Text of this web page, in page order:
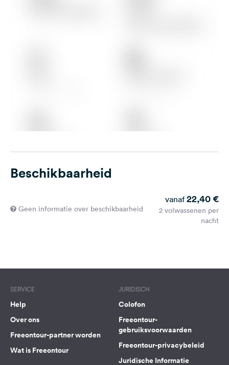
Beschikbaarheid
Geen informatie over beschikbaarheid
vanaf 22,40 €
2 volwassenen per
nacht
SERVICE
Help
Over ons
Freeontour-partner worden
Wat is Freeontour
JURIDISCH
Colofon
Freeontour-
gebruiksvoorwaarden
Freeontour-privacybeleid
Juridische Informatie